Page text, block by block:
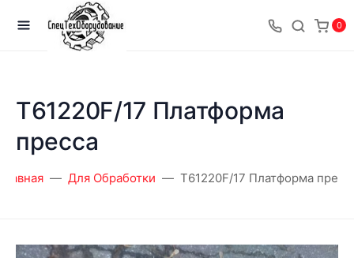
0
T61220F/17 Платформа
пресса
Для Обработки T61220F/17 Платформа